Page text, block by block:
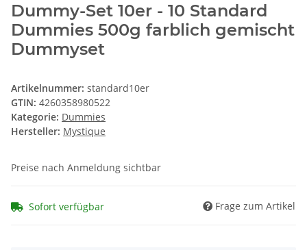
Dummy-Set 10er - 10 Standard
Dummies 500g farblich gemischt
Dummyset
Artikelnummer: standard10er
GTIN: 4260358980522
Kategorie: Dummies
Hersteller: Mystique
Preise nach Anmeldung sichtbar
Sofort verfügbar Frage zum Artikel